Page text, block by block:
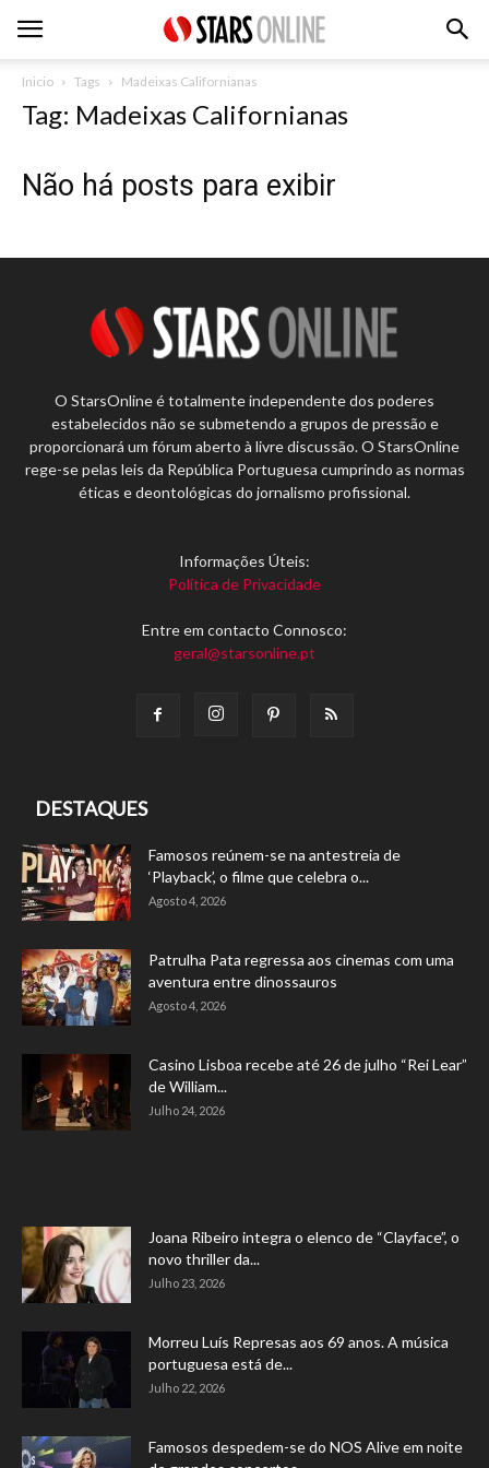
Inicio Tags Madeixas Californianas
Tag: Madeixas Californianas
Não há posts para exibir
O StarsOnline é totalmente independente dos poderes
estabelecidos não se submetendo a grupos de pressão e
proporcionará um fórum aberto à livre discussão. O StarsOnline
rege-se pelas leis da República Portuguesa cumprindo as normas
éticas e deontológicas do jornalismo profissional.
Informações Úteis:
Política de Privacidade
Entre em contacto Connosco:
geral@starsonline.pt
DESTAQUES
Famosos reúnem-se na antestreia de
‘Playback’, o filme que celebra o...
Agosto 4, 2026
Patrulha Pata regressa aos cinemas com uma
aventura entre dinossauros
Agosto 4, 2026
Casino Lisboa recebe até 26 de julho “Rei Lear”
de William...
Julho 24, 2026
Joana Ribeiro integra o elenco de “Clayface”, o
novo thriller da...
Julho 23, 2026
Morreu Luís Represas aos 69 anos. A música
portuguesa está de...
Julho 22, 2026
Famosos despedem-se do NOS Alive em noite